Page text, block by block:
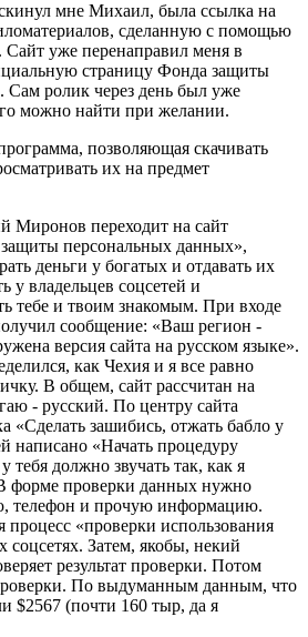
мне Михаил, была ссылка на
сделанную с помощью
уже перенаправил меня в
страницу Фонда защиты
Сам ролик через день был уже
можно найти при желании.
позволяющая скачивать
их на предмет
Миронов переходит на сайт
персональных данных»,
деньги у богатых и отдавать их
у владельцев соцсетей и
тебе и твоим знакомым. При входе
сообщение: «Ваш регион -
версия сайта на русском языке».
как Чехия и я все равно
В общем, сайт рассчитан на
- русский. По центру сайта
«Сделать зашибись, отжать бабло у
написано «Начать процедуру
тебя должно звучать так, как я
форме проверки данных нужно
телефон и прочую информацию.
процесс «проверки использования
соцсетях. Затем, якобы, некий
результат проверки. Потом
проверки. По выдуманным данным, что
$2567 (почти 160 тыр, да я